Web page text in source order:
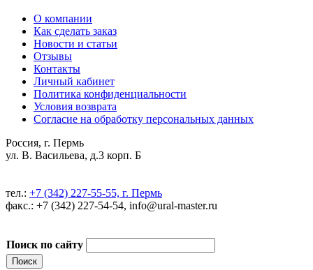
О компании
Как сделать заказ
Новости и статьи
Отзывы
Контакты
Личный кабинет
Политика конфиденциальности
Условия возврата
Согласие на обработку персональных данных
Россия, г. Пермь
ул. В. Васильева, д.3 корп. Б
тел.: +7 (342) 227-55-55, г. Пермь
факс.: +7 (342) 227-54-54, info@ural-master.ru
Поиск по сайту